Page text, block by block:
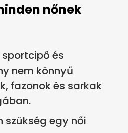
nőnek
és
nem könnyű
fazonok és sarkak
szükség egy női